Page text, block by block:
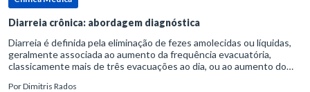
Diarreia crônica: abordagem diagnóstica
Diarreia é definida pela eliminação de fezes amolecidas ou líquidas,
geralmente associada ao aumento da frequência evacuatória,
classicamente mais de três evacuações ao dia, ou ao aumento do
PorDimitris Rados